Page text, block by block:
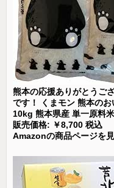
熊本の応援ありがとうご
です！ くまモン 熊本の
10kg 熊本県産 単一原料
販売価格: ￥8,700 税込
Amazonの商品ページを